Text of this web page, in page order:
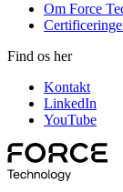
Om Force
Find os her
Kontakt
LinkedIn
YouTube